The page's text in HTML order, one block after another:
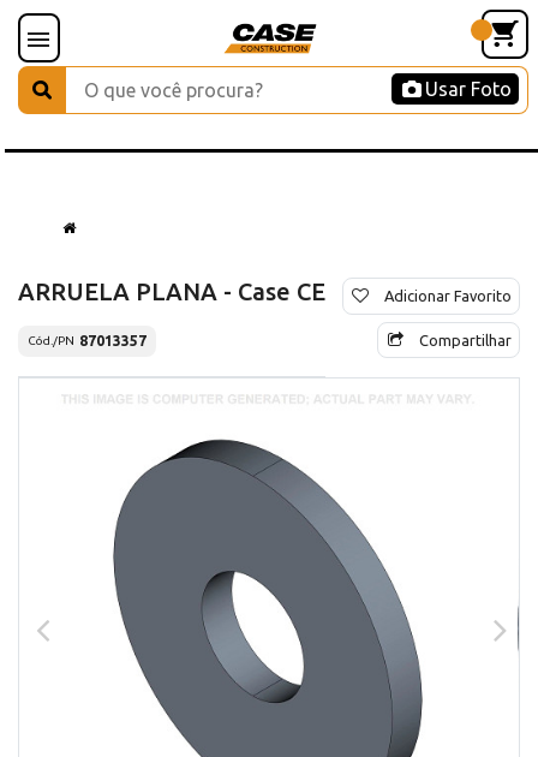
Usar Foto
ARRUELA PLANA - Case CE
Cód./PN 87013357
Adicionar Favorito
Compartilhar